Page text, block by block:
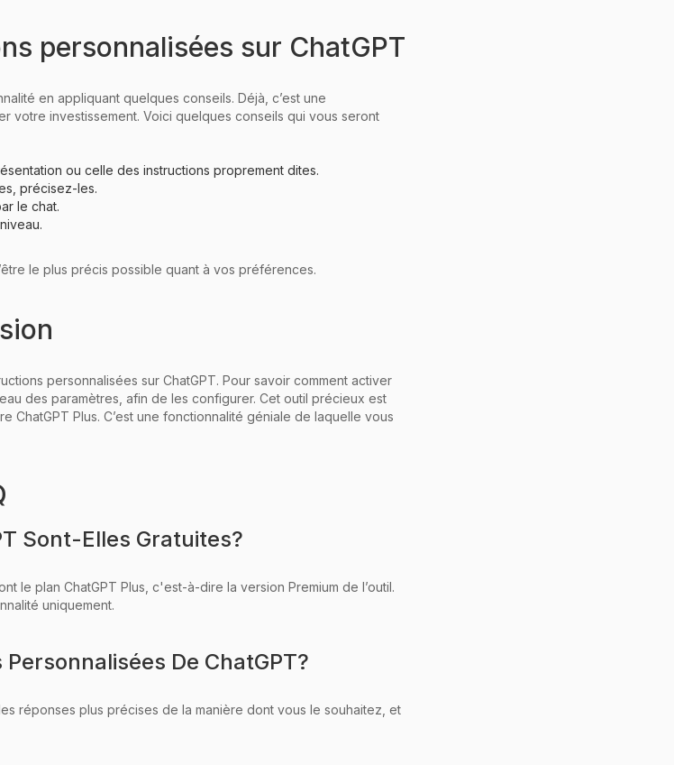
personnalisées sur ChatGPT
en appliquant quelques conseils. Déjà, c’est une
votre investissement. Voici quelques conseils qui vous seront
ou celle des instructions proprement dites.
précisez-les.
le chat.
le plus précis possible quant à vos préférences.
personnalisées sur ChatGPT. Pour savoir comment activer
des paramètres, afin de les configurer. Cet outil précieux est
Plus. C’est une fonctionnalité géniale de laquelle vous
Sont-Elles Gratuites?
le plan ChatGPT Plus, c'est-à-dire la version Premium de l’outil.
uniquement.
De ChatGPT?
réponses plus précises de la manière dont vous le souhaitez, et